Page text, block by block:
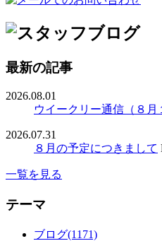
最新の記事
2026.08.01
ウイークリー通信（８月
2026.07.31
８月の予定につきまして
一覧を見る
テーマ
ブログ(1171)